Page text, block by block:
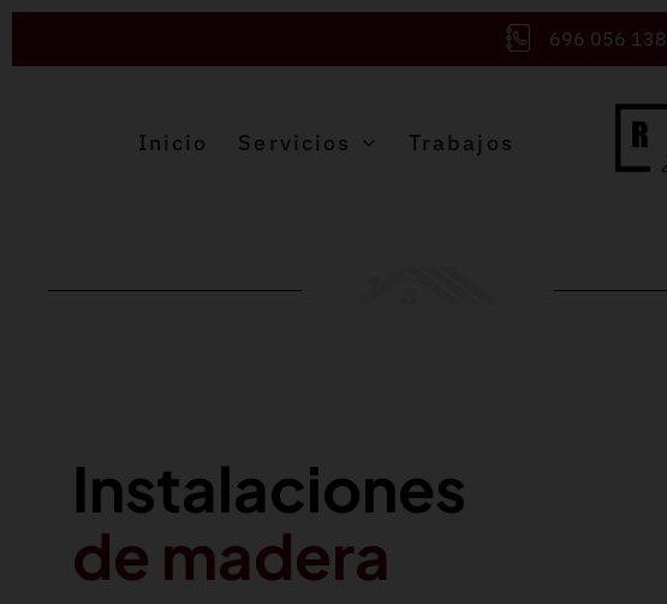
Saltar
696 056 138
Inicio Servicios Trabajos
Instalaciones
de madera